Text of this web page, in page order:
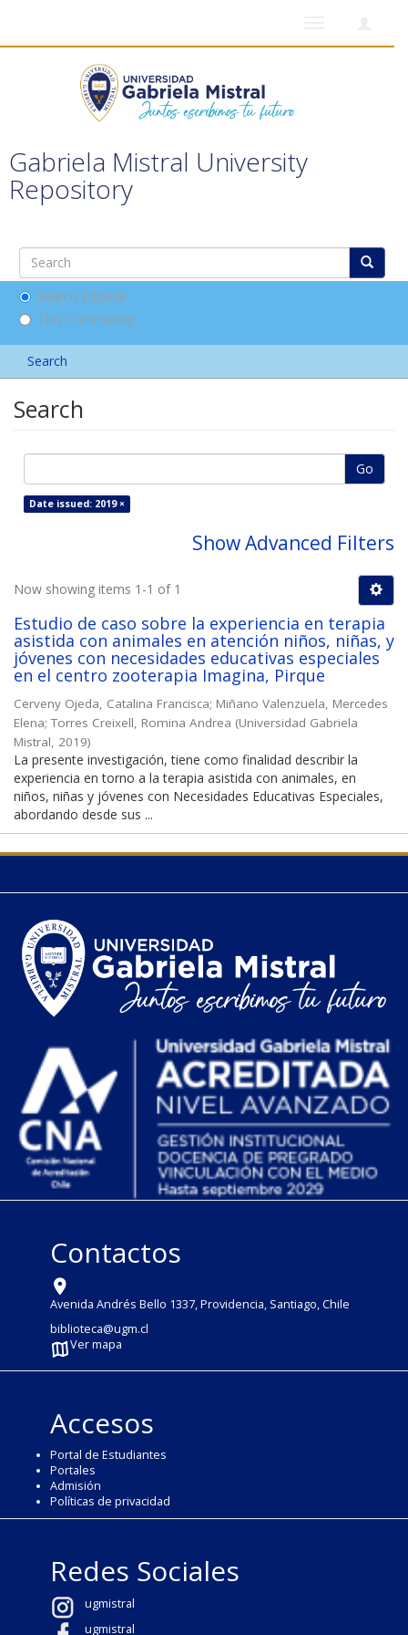
Gabriela Mistral University
Repository
Search DSpace
This Community
Search
Search
Go
Date issued: 2019 ×
Show Advanced Filters
Now showing items 1-1 of 1
Estudio de caso sobre la experiencia en terapia
asistida con animales en atención niños, niñas, y
jóvenes con necesidades educativas especiales
en el centro zooterapia Imagina, Pirque
Cerveny Ojeda, Catalina Francisca; Miñano Valenzuela, Mercedes
Elena; Torres Creixell, Romina Andrea (Universidad Gabriela
Mistral, 2019)
La presente investigación, tiene como finalidad describir la
experiencia en torno a la terapia asistida con animales, en
niños, niñas y jóvenes con Necesidades Educativas Especiales,
abordando desde sus ...
Contactos
Avenida Andrés Bello 1337, Providencia, Santiago, Chile
biblioteca@ugm.cl
Ver mapa
Accesos
Portal de Estudiantes
Portales
Admisión
Políticas de privacidad
Redes Sociales
ugmistral
ugmistral